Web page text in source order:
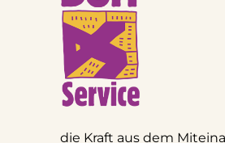
die Kraft aus dem